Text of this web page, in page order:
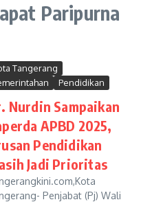
Paripurna
Tangerang
Pendidikan
Nurdin Sampaikan
APBD 2025,
Pendidikan
Jadi Prioritas
Penjabat (Pj) Wali